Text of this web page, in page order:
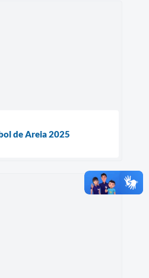
de Areia 2025